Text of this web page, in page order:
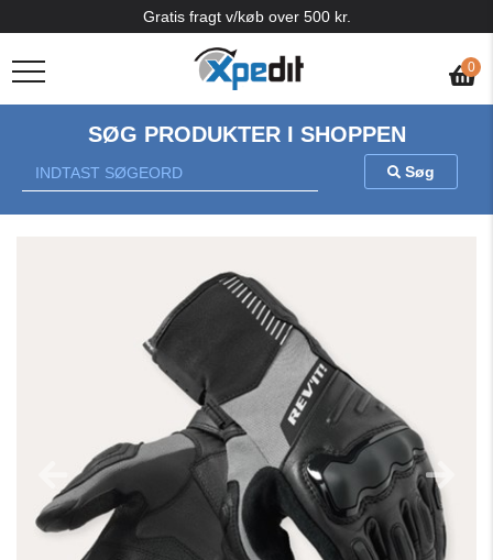
0
Gratis fragt v/køb over 500 kr.
SØG PRODUKTER I SHOPPEN
Søg